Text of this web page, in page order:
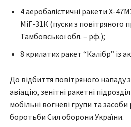
4 аеробалістичні ракети Х-
МіГ-31К (пуски з повітряного
Тамбовської обл. – рф.);
8 крилатих ракет “Калібр” із
До відбиття повітряного нападу
авіацію, зенітні ракетні
мобільні вогневі групи та
боротьби Сил оборони України.